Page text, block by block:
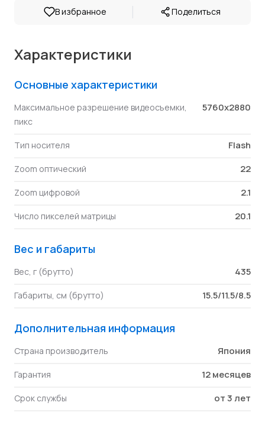
В избранное | Поделиться
Характеристики
Основные характеристики
Максимальное разрешение видеосъемки,
пикс
5760x2880
Тип носителя Flash
Zoom оптический 22
Zoom цифровой 2.1
Число пикселей матрицы 20.1
Вес и габариты
Вес, г (брутто) 435
Габариты, см (брутто) 15.5/11.5/8.5
Дополнительная информация
Страна производитель Япония
Гарантия 12 месяцев
Срок службы от 3 лет